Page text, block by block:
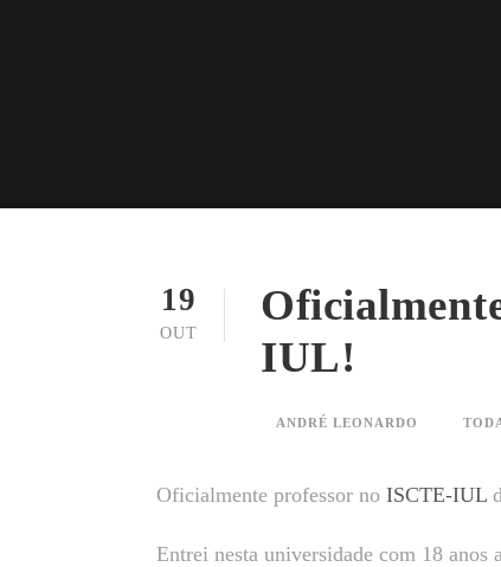
19
OUT
IUL!
ANDRÉ LEONARDO
Oficialmente professor no ISCTE-IUL
Entrei nesta universidade com 18 anos